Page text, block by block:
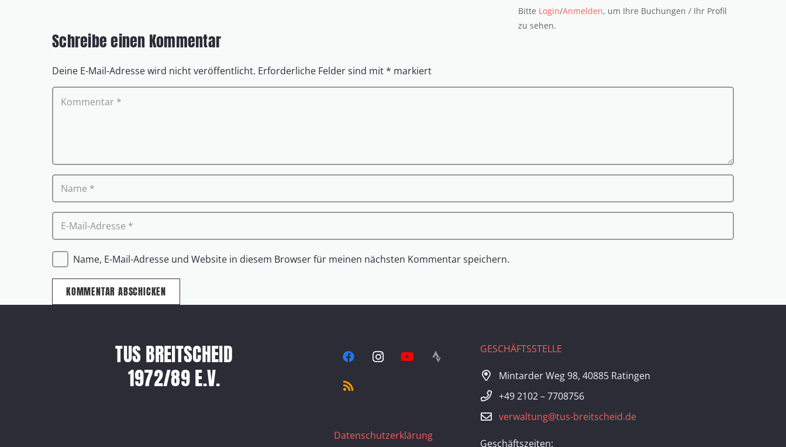
Bitte Login/Anmelden, um Ihre Buchungen / Ihr Profil
zu sehen.
Schreibe einen Kommentar
Deine E-Mail-Adresse wird nicht veröffentlicht. Erforderliche Felder sind mit* markiert
Name, E-Mail-Adresse und Website in diesem Browser für meinen nächsten Kommentar speichern.
KOMMENTAR ABSCHICKEN
TUS BREITSCHEID
1972/89 E.V.
Datenschutzerklärung
GESCHÄFTSSTELLE
Mintarder Weg 98, 40885 Ratingen
+49 2102 – 7708756
verwaltung@tus-breitscheid.de
Geschäftszeiten: